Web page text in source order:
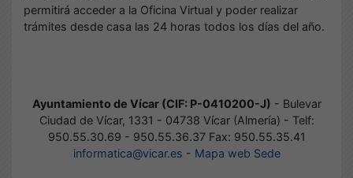
permitirá acceder a la Oficina Virtual y poder realizar
trámites desde casa las 24 horas todos los días del año.
Ayuntamiento de Vícar (CIF: P-0410200-J) - Bulevar
Ciudad de Vícar, 1331 - 04738 Vícar (Almería) - Telf:
950.55.30.69 - 950.55.36.37 Fax: 950.55.35.41
informatica@vicar.es - Mapa web Sede